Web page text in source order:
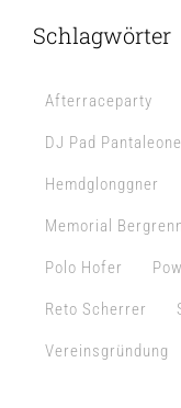
Schlagwörter
Afterraceparty
DJ Pad Pantaleone
Hemdglonggner
Memorial
Polo Hofer
Reto Scherrer
Vereinsgründung